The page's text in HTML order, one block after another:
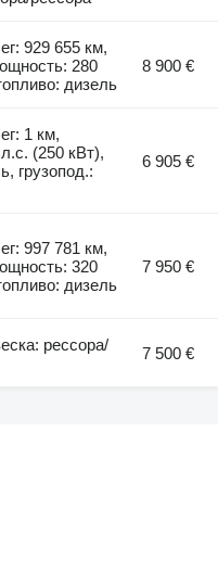
929 655 км,
280
дизель
8 900 €
1 км,
(250 кВт),
грузопод.:
6 905 €
997 781 км,
320
дизель
7 950 €
рессора/
7 500 €